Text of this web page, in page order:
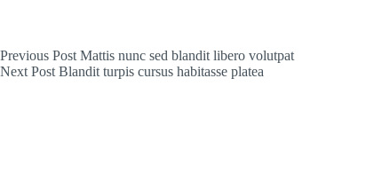
Previous Post Mattis nunc sed blandit libero volutpat
Next Post Blandit turpis cursus habitasse platea